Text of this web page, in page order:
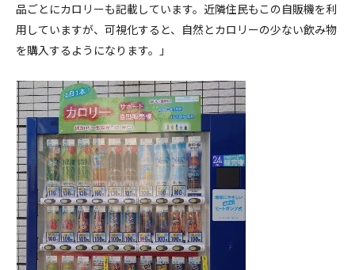
品ごとにカロリーも記載しています。近隣住民もこの自販機を利
用していますが、可視化すると、自然とカロリーの少ない飲み物
を購入するようになります。」